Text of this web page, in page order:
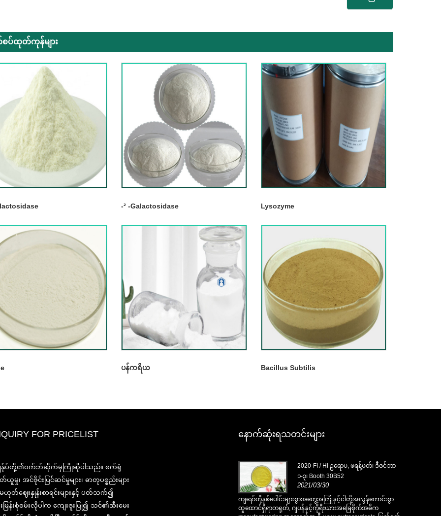
ပ်ထုတ်ကုန်များ
-² -Galactosidase Lysozyme
ပန်ကရိယ Bacillus Subtilis
FOR PRICELIST
န်ုပ်တို့၏ဝက်ဘ်ဆိုက်မှကြိုဆိုပါသည်။ စက်ရုံ
မှု၊ အင်ဇိုင်းပြင်ဆင်မှုများ၊ ဓာတုပစ္စည်းများ
ဟုတ်ဈေးနှုန်းစာရင်းများနှင့် ပတ်သက်၍
မြန်းစုံစမ်းလိုပါက ကျေးဇူးပြု၍ သင်၏အီးမေး
နောက်ဆုံးရသတင်းများ
ကျနော်တို့နှစ်ပေါင်းများစွာအတွေ့အကြုံနှင့်ငါတို့အလွန်ကောင်းစွာ
ထူထောင်ရှိရာတရုတ်, ဂျပန်နှင့်ကိုရီးယားအခြေစိုက်အဓိက
2020-FI / HI ဥရောပ, ဖရန့်ဖတ်၊ ဒီဇင်ဘာ
၁-၃၊ Booth 30B52
2021/03/30
ကျနော်တို့နှစ်ပေါင်းများစွာအတွေ့အကြုံနှင့်ငါတို့အလွန်ကောင်းစွာ
ထူထောင်ရှိရာတရုတ်, ဂျပန်နှင့်ကိုရီးယားအခြေစိုက်အဓိက